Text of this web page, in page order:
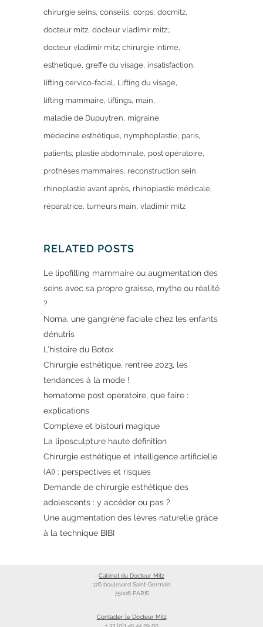
chirurgie seins conseils corps docmitz
docteur mitz docteur vladimir mitz;
docteur vladimir mitz; chirurgie intime
esthetique greffe du visage insatisfaction
lifting cervico-facial Lifting du visage
lifting mammaire liftings main
maladie de Dupuytren migraine
médecine esthétique nymphoplastie paris
patients plastie abdominale post opératoire
prothèses mammaires reconstruction sein
rhinoplastie avant après rhinoplastie médicale
réparatrice tumeurs main vladimir mitz
RELATED POSTS
Le lipofilling mammaire ou augmentation des
seins avec sa propre graisse, mythe ou réalité
?
Noma, une gangrène faciale chez les enfants
dénutris
L’histoire du Botox
Chirurgie esthétique, rentrée 2023, les
tendances à la mode !
hematome post operatoire, que faire :
explications
Complexe et bistouri magique
La liposculpture haute définition
Chirurgie esthétique et intelligence artificielle
(AI) : perspectives et risques
Demande de chirurgie esthétique des
adolescents : y accéder ou pas ?
Une augmentation des lèvres naturelle grâce
à la technique BIBI
Cabinet du Docteur Mitz
176 boulevard Saint-Germain
75006 PARIS
Contacter le Docteur Mitz
+ 33 (0)1 45 44 29 00